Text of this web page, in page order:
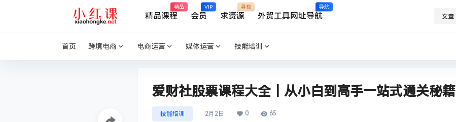
精品课程
精品
会员
VIP
求资源
寻找
外贸工具网址导航
导航
文章
首页 跨境电商 电商运营 媒体运营 技能培训
爱财社股票课程大全｜从小白到高手一站式通关秘籍
技能培训 2月2日 0 65